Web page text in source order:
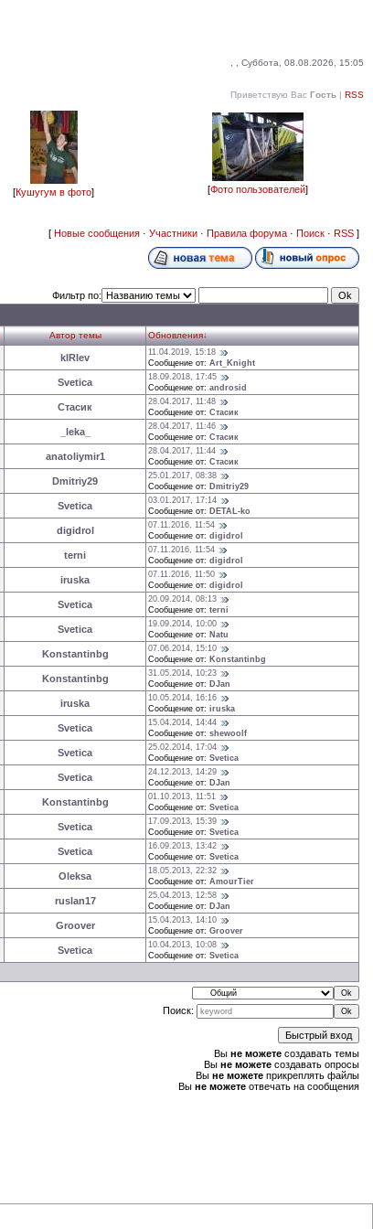
, , Суббота, 08.08.2026, 15:05
Приветствую Вас Гость | RSS
[Кушугум в фото] [Фото пользователей]
[ Новые сообщения · Участники · Правила форума · Поиск · RSS ]
Фильтр по:
Автор темы Обновления↓
kIRIev
11.04.2019, 15:18
Сообщение от: Art_Knight
Svetica
18.09.2018, 17:45
Сообщение от: androsid
Стасик
28.04.2017, 11:48
Сообщение от: Стасик
_leka_
28.04.2017, 11:46
Сообщение от: Стасик
anatoliymir1
28.04.2017, 11:44
Сообщение от: Стасик
Dmitriy29
25.01.2017, 08:38
Сообщение от: Dmitriy29
Svetica
03.01.2017, 17:14
Сообщение от: DETAL-ko
digidrol
07.11.2016, 11:54
Сообщение от: digidrol
terni
07.11.2016, 11:54
Сообщение от: digidrol
iruska
07.11.2016, 11:50
Сообщение от: digidrol
Svetica
20.09.2014, 08:13
Сообщение от: terni
Svetica
19.09.2014, 10:00
Сообщение от: Natu
Konstantinbg
07.06.2014, 15:10
Сообщение от: Konstantinbg
Konstantinbg
31.05.2014, 10:23
Сообщение от: DJan
iruska
10.05.2014, 16:16
Сообщение от: iruska
Svetica
15.04.2014, 14:44
Сообщение от: shewoolf
Svetica
25.02.2014, 17:04
Сообщение от: Svetica
Svetica
24.12.2013, 14:29
Сообщение от: DJan
Konstantinbg
01.10.2013, 11:51
Сообщение от: Svetica
Svetica
17.09.2013, 15:39
Сообщение от: Svetica
Svetica
16.09.2013, 13:42
Сообщение от: Svetica
Oleksa
18.05.2013, 22:32
Сообщение от: AmourTier
ruslan17
25.04.2013, 12:58
Сообщение от: DJan
Groover
15.04.2013, 14:10
Сообщение от: Groover
Svetica
10.04.2013, 10:08
Сообщение от: Svetica
Поиск:
Вы не можете создавать темы
Вы не можете создавать опросы
Вы не можете прикреплять файлы
Вы не можете отвечать на сообщения